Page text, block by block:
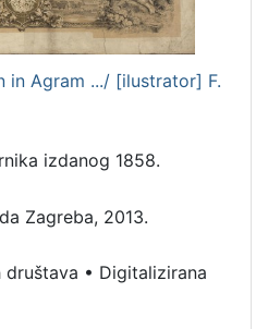
in Agram .../ [ilustrator] F.
izdanog 1858.
Zagreba, 2013.
društava • Digitalizirana